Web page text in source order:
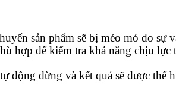
sản phẩm sẽ bị méo mó do sự
hợp để kiểm tra khả năng chịu lực
động dừng và kết quả sẽ được thể